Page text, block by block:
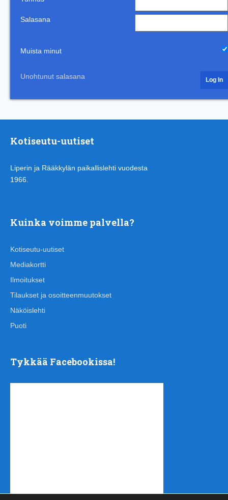
Salasana
Muista minut
Unohtunut salasana
Kotiseutu-uutiset
Liperin ja Rääkkylän paikallislehti vuodesta
1966.
Kuinka voimme palvella?
Kotiseutu-uutiset
Mediakortti
Ilmoitukset
Tilaukset ja osoitteenmuutokset
Näköislehti
Puoti
Tykkää Facebookissa!